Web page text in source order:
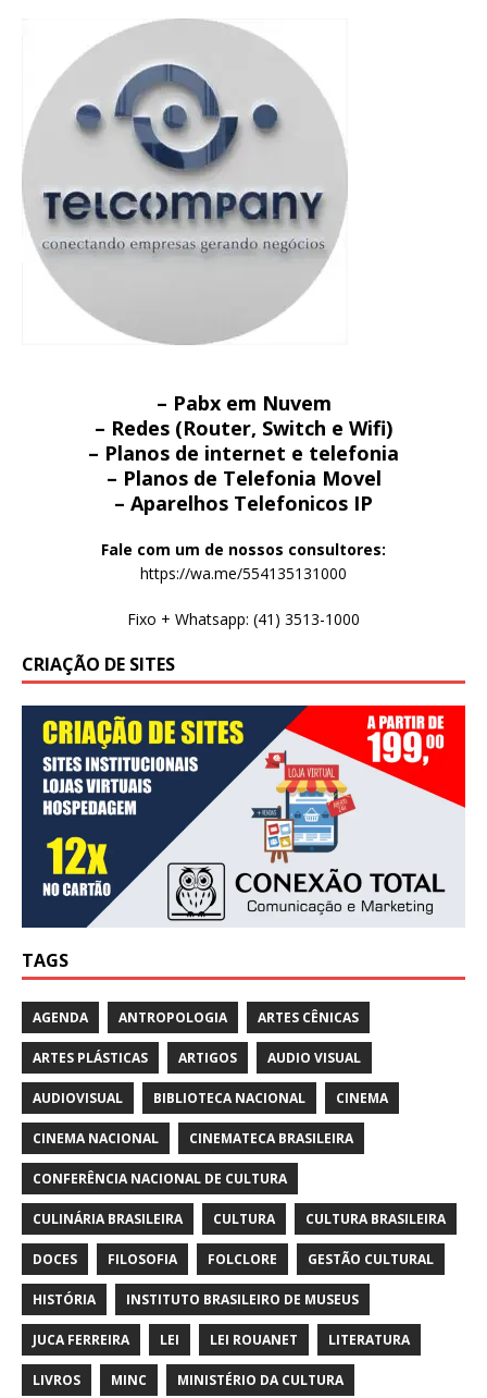
– Pabx em Nuvem
– Redes (Router, Switch e Wifi)
– Planos de internet e telefonia
– Planos de Telefonia Movel
– Aparelhos Telefonicos IP
Fale com um de nossos consultores:
https://wa.me/554135131000
Fixo + Whatsapp: (41) 3513-1000
CRIAÇÃO DE SITES
TAGS
AGENDA ANTROPOLOGIA ARTES CÊNICAS
ARTES PLÁSTICAS ARTIGOS AUDIO VISUAL
AUDIOVISUAL BIBLIOTECA NACIONAL CINEMA
CINEMA NACIONAL CINEMATECA BRASILEIRA
CONFERÊNCIA NACIONAL DE CULTURA
CULINÁRIA BRASILEIRA CULTURA CULTURA BRASILEIRA
DOCES FILOSOFIA FOLCLORE GESTÃO CULTURAL
HISTÓRIA INSTITUTO BRASILEIRO DE MUSEUS
JUCA FERREIRA LEI LEI ROUANET LITERATURA
LIVROS MINC MINISTÉRIO DA CULTURA